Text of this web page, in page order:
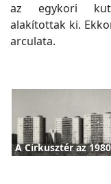
az egykori
alakítottak ki.
arculata.
A Cirkusztér az